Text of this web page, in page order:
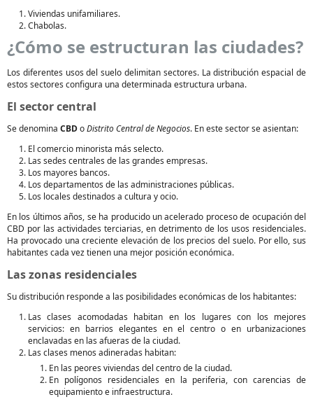
Viviendas unifamiliares.
Chabolas.
¿Cómo se estructuran las ciudades?
Los diferentes usos del suelo delimitan sectores. La distribución espacial de
estos sectores configura una determinada estructura urbana.
El sector central
Se denomina CBDoDistrito Central de Negocios. En este sector se asientan:
El comercio minorista más selecto.
Las sedes centrales de las grandes empresas.
Los mayores bancos.
Los departamentos de las administraciones públicas.
Los locales destinados a cultura y ocio.
En los últimos años, se ha producido un acelerado proceso de ocupación del
CBD por las actividades terciarias, en detrimento de los usos residenciales.
Ha provocado una creciente elevación de los precios del suelo. Por ello, sus
habitantes cada vez tienen una mejor posición económica.
Las zonas residenciales
Su distribución responde a las posibilidades económicas de los habitantes:
Las clases acomodadas habitan en los lugares con los mejores
servicios: en barrios elegantes en el centro o en urbanizaciones
enclavadas en las afueras de la ciudad.
Las clases menos adineradas habitan:
En las peores viviendas del centro de la ciudad.
En polígonos residenciales en la periferia, con carencias de
equipamiento e infraestructura.